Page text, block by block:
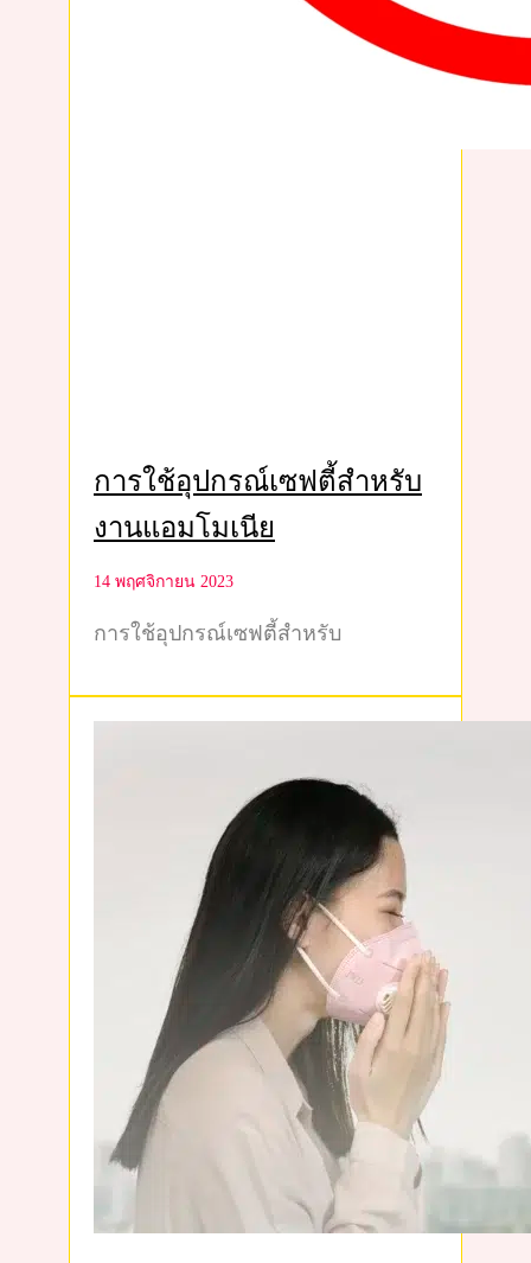
การใช้อุปกรณ์เซฟตี้สำหรับ
งานแอมโมเนีย
14 พฤศจิกายน 2023
การใช้อุปกรณ์เซฟตี้สำหรับ